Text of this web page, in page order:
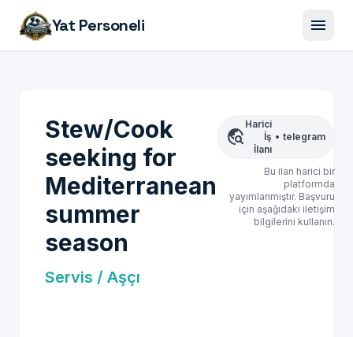
Yat Personeli menu
Stew/Cook
seeking for
Mediterranean
summer
season
Servis / Aşçı
travel_explore
Harici
İş
İlanı
• telegram
Bu ilan harici bir
platformda
yayımlanmıştır. Başvuru
için aşağıdaki iletişim
bilgilerini kullanın.